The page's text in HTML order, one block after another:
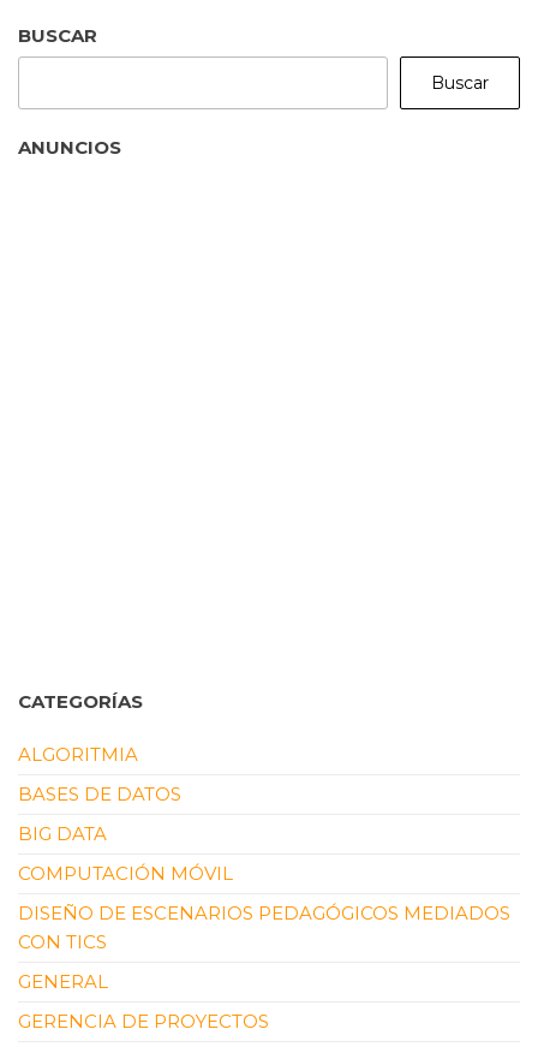
BUSCAR
Buscar
ANUNCIOS
CATEGORÍAS
ALGORITMIA
BASES DE DATOS
BIG DATA
COMPUTACIÓN MÓVIL
DISEÑO DE ESCENARIOS PEDAGÓGICOS MEDIADOS
CON TICS
GENERAL
GERENCIA DE PROYECTOS